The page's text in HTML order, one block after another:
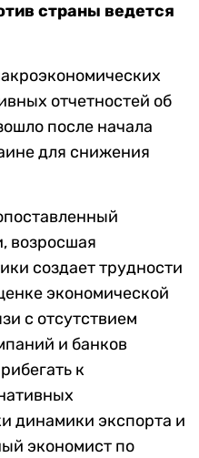
страны ведется
отчетностей об
после начала
для снижения
возросшая
создает трудности
экономической
с отсутствием
и банков
к
динамики экспорта и
экономист по